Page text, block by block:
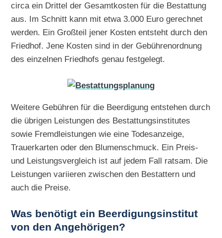
circa ein Drittel der Gesamtkosten für die Bestattung
aus. Im Schnitt kann mit etwa 3.000 Euro gerechnet
werden. Ein Großteil jener Kosten entsteht durch den
Friedhof. Jene Kosten sind in der Gebührenordnung
des einzelnen Friedhofs genau festgelegt.
Weitere Gebühren für die Beerdigung entstehen durch
die übrigen Leistungen des Bestattungsinstitutes
sowie Fremdleistungen wie eine Todesanzeige,
Trauerkarten oder den Blumenschmuck. Ein Preis-
und Leistungsvergleich ist auf jedem Fall ratsam. Die
Leistungen variieren zwischen den Bestattern und
auch die Preise.
Was benötigt ein Beerdigungsinstitut
von den Angehörigen?